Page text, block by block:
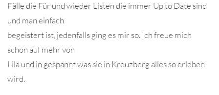
Fälle die Für und wieder Listen die immer Up to Date sind
und man einfach
begeistert ist, jedenfalls ging es mir so. Ich freue mich
schon auf mehr von
Lila und in gespannt was sie in Kreuzberg alles so erleben
wird.